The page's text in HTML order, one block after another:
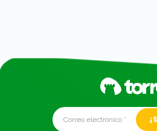
Alternative: